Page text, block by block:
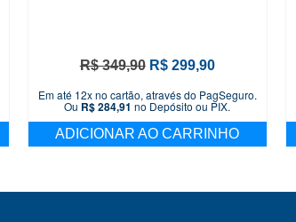
R$349,90 O
original
era:
R$ 349,90.
R$299,90O
atual
R$ 299,90.
Em até 12x no cartão, através do PagSeguro.
Ou R$284,91 no Depósito ou PIX.
ADICIONAR AO CARRINHO